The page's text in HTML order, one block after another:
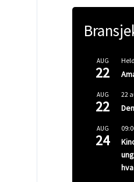
AUG
22
AUG
22
22
AUG
24